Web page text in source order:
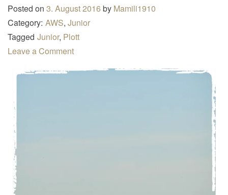
a
Posted on 3. August 2016 by Mamili1910
Category: AWS, Junior
Tagged Junior, Plott
Leave a Comment